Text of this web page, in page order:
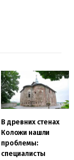
В древних стенах
Коложи нашли
проблемы:
специалисты